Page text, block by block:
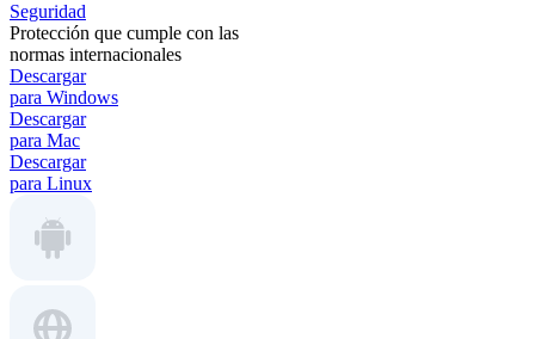
Seguridad
Protección que cumple con las
normas internacionales
Descargar
para Windows
Descargar
para Mac
Descargar
para Linux